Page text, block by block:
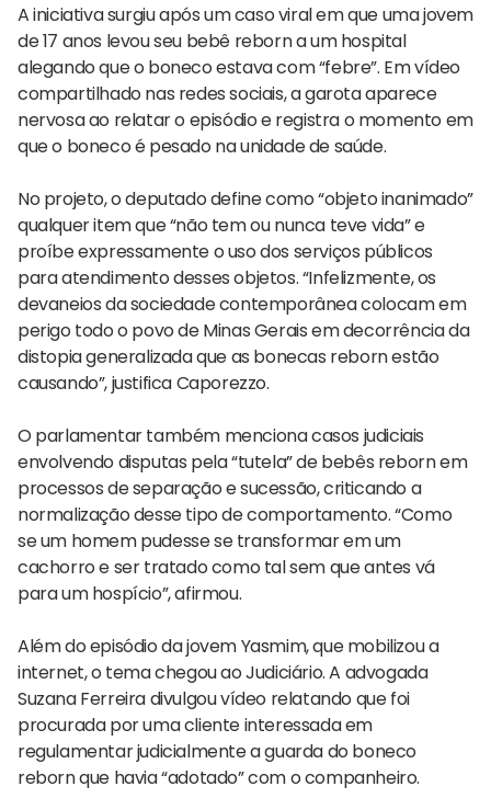
A iniciativa surgiu após um caso viral em que uma jovem
de 17 anos levou seu bebê reborn a um hospital
alegando que o boneco estava com “febre”. Em vídeo
compartilhado nas redes sociais, a garota aparece
nervosa ao relatar o episódio e registra o momento em
que o boneco é pesado na unidade de saúde.
No projeto, o deputado define como “objeto inanimado”
qualquer item que “não tem ou nunca teve vida” e
proíbe expressamente o uso dos serviços públicos
para atendimento desses objetos. “Infelizmente, os
devaneios da sociedade contemporânea colocam em
perigo todo o povo de Minas Gerais em decorrência da
distopia generalizada que as bonecas reborn estão
causando”, justifica Caporezzo.
O parlamentar também menciona casos judiciais
envolvendo disputas pela “tutela” de bebês reborn em
processos de separação e sucessão, criticando a
normalização desse tipo de comportamento. “Como
se um homem pudesse se transformar em um
cachorro e ser tratado como tal sem que antes vá
para um hospício”, afirmou.
Além do episódio da jovem Yasmim, que mobilizou a
internet, o tema chegou ao Judiciário. A advogada
Suzana Ferreira divulgou vídeo relatando que foi
procurada por uma cliente interessada em
regulamentar judicialmente a guarda do boneco
reborn que havia “adotado” com o companheiro.